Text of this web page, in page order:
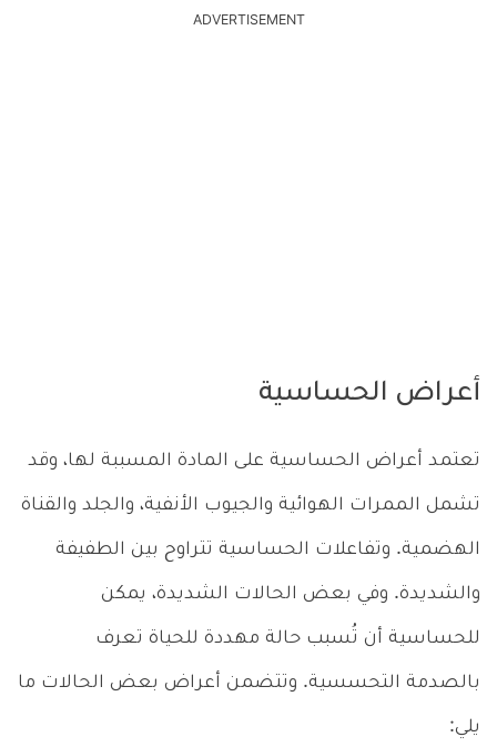
ADVERTISEMENT
أعراض الحساسية
تعتمد أعراض الحساسية على المادة المسببة لها، وقد
تشمل الممرات الهوائية والجيوب الأنفية، والجلد والقناة
الهضمية. وتفاعلات الحساسية تتراوح بين الطفيفة
والشديدة. وفي بعض الحالات الشديدة، يمكن
للحساسية أن تُسبب حالة مهددة للحياة تعرف
بالصدمة التحسسية. وتتضمن أعراض بعض الحالات ما
يلي: